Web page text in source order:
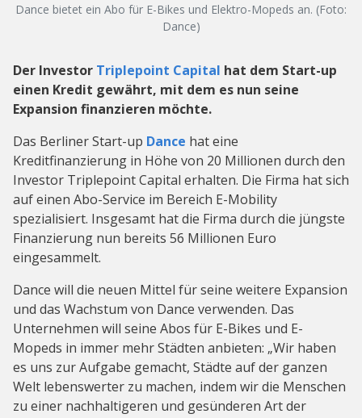
Dance bietet ein Abo für E-Bikes und Elektro-Mopeds an. (Foto:
Dance)
Der Investor Triplepoint Capital hat dem Start-up
einen Kredit gewährt, mit dem es nun seine
Expansion finanzieren möchte.
Das Berliner Start-up Dance hat eine
Kreditfinanzierung in Höhe von 20 Millionen durch den
Investor Triplepoint Capital erhalten. Die Firma hat sich
auf einen Abo-Service im Bereich E-Mobility
spezialisiert. Insgesamt hat die Firma durch die jüngste
Finanzierung nun bereits 56 Millionen Euro
eingesammelt.
Dance will die neuen Mittel für seine weitere Expansion
und das Wachstum von Dance verwenden. Das
Unternehmen will seine Abos für E-Bikes und E-
Mopeds in immer mehr Städten anbieten: „Wir haben
es uns zur Aufgabe gemacht, Städte auf der ganzen
Welt lebenswerter zu machen, indem wir die Menschen
zu einer nachhaltigeren und gesünderen Art der